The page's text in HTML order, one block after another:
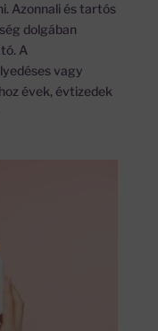
Azonnali és tartós
dolgában
A
vagy
évek, évtizedek